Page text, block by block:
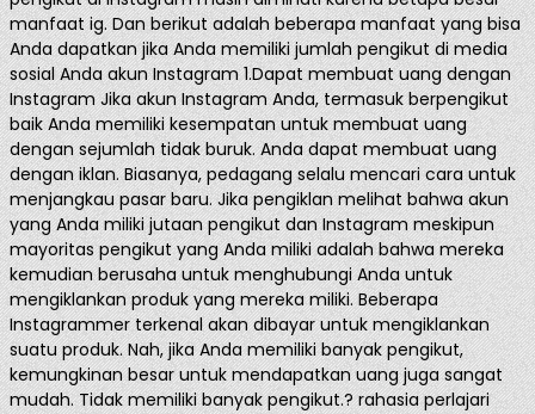
manfaat ig. Dan berikut adalah beberapa manfaat yang bisa
Anda dapatkan jika Anda memiliki jumlah pengikut di media
sosial Anda akun Instagram 1.Dapat membuat uang dengan
Instagram Jika akun Instagram Anda, termasuk berpengikut
baik Anda memiliki kesempatan untuk membuat uang
dengan sejumlah tidak buruk. Anda dapat membuat uang
dengan iklan. Biasanya, pedagang selalu mencari cara untuk
menjangkau pasar baru. Jika pengiklan melihat bahwa akun
yang Anda miliki jutaan pengikut dan Instagram meskipun
mayoritas pengikut yang Anda miliki adalah bahwa mereka
kemudian berusaha untuk menghubungi Anda untuk
mengiklankan produk yang mereka miliki. Beberapa
Instagrammer terkenal akan dibayar untuk mengiklankan
suatu produk. Nah, jika Anda memiliki banyak pengikut,
kemungkinan besar untuk mendapatkan uang juga sangat
mudah. Tidak memiliki banyak pengikut.? rahasia perlajari